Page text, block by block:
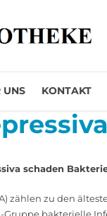
UNS KONTAKT
schaden
zählen zu den